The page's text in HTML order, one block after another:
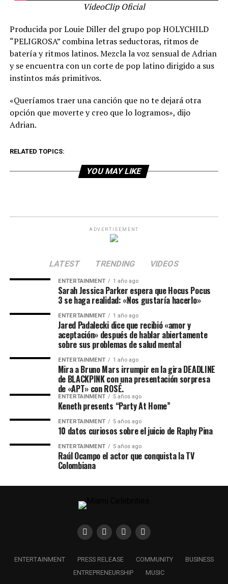
VideoClip Oficial
Producida por Louie Diller del grupo pop HOLYCHILD
“PELIGROSA” combina letras seductoras, ritmos de
batería y ritmos latinos. Mezcla la voz sensual de Adrian
y se encuentra con un corte de pop latino dirigido a sus
instintos más primitivos.
«Queríamos traer una canción que no te dejará otra
opción que moverte y creo que lo logramos», dijo
Adrian.
RELATED TOPICS:
YOU MAY LIKE
ADVERTISEMENT
LATEST TRENDING VIDEOS
ENTERTAINMENT 1 año ago
Sarah Jessica Parker espera que Hocus Pocus
3 se haga realidad: «Nos gustaría hacerlo»
ENTERTAINMENT 1 año ago
Jared Padalecki dice que recibió «amor y
aceptación» después de hablar abiertamente
sobre sus problemas de salud mental
ENTERTAINMENT 1 año ago
Mira a Bruno Mars irrumpir en la gira DEADLINE
de BLACKPINK con una presentación sorpresa
de «APT» con ROSÉ.
ENTERTAINMENT 5 años ago
Keneth presents “Party At Home”
ENTERTAINMENT 5 años ago
10 datos curiosos sobre el juicio de Raphy Pina
ENTERTAINMENT 5 años ago
Raúl Ocampo el actor que conquista la TV
Colombiana
ENTERTAINMENT PRESS RELEASE COMMUNITY
BUSINESS
ENTREPRENEURSHIP
MUSIC